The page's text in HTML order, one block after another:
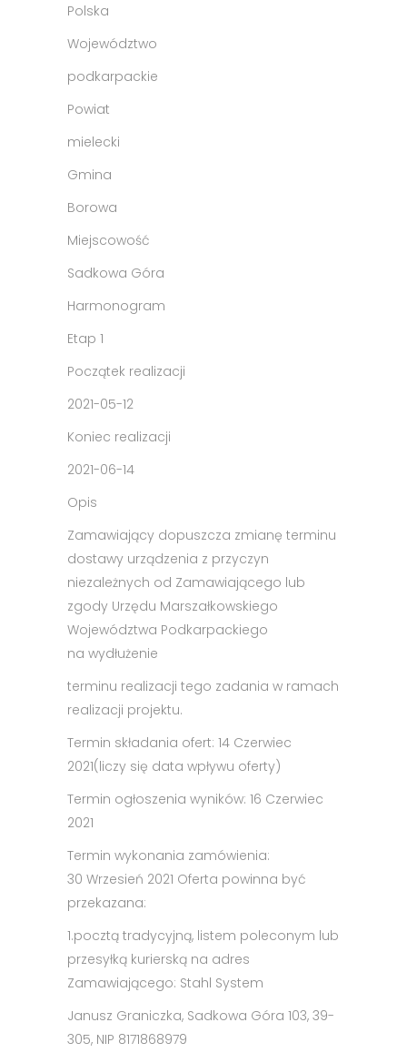
Polska
Województwo
podkarpackie
Powiat
mielecki
Gmina
Borowa
Miejscowość
Sadkowa Góra
Harmonogram
Etap 1
Początek realizacji
2021-05-12
Koniec realizacji
2021-06-14
Opis
Zamawiający dopuszcza zmianę terminu
dostawy urządzenia z przyczyn
niezależnych od Zamawiającego lub
zgody Urzędu Marszałkowskiego
Województwa Podkarpackiego
na wydłużenie
terminu realizacji tego zadania w ramach
realizacji projektu.
Termin składania ofert: 14 Czerwiec
2021(liczy się data wpływu oferty)
Termin ogłoszenia wyników: 16 Czerwiec
2021
Termin wykonania zamówienia:
30 Wrzesień 2021 Oferta powinna być
przekazana:
1.pocztą tradycyjną, listem poleconym lub
przesyłką kurierską na adres
Zamawiającego: Stahl System
Janusz Graniczka, Sadkowa Góra 103, 39-
305, NIP 8171868979